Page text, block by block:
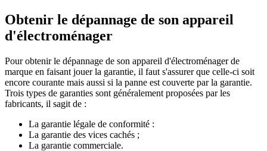
Obtenir le dépannage de son appareil
d'électroménager
Pour obtenir le dépannage de son appareil d'électroménager de
marque en faisant jouer la garantie, il faut s'assurer que celle-ci soit
encore courante mais aussi si la panne est couverte par la garantie.
Trois types de garanties sont généralement proposées par les
fabricants, il sagit de :
La garantie légale de conformité :
La garantie des vices cachés ;
La garantie commerciale.